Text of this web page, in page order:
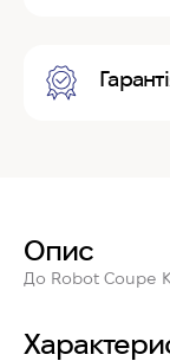
Опис
До Robot Coupe